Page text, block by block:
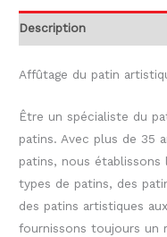
Description
Affûtage du patin
Être un spécialiste du
patins. Avec plus de 35
patins, nous
types de patins, des
des patins artistiques
fournissons toujours un